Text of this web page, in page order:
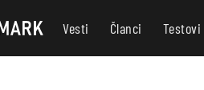
Vesti Članci Testovi